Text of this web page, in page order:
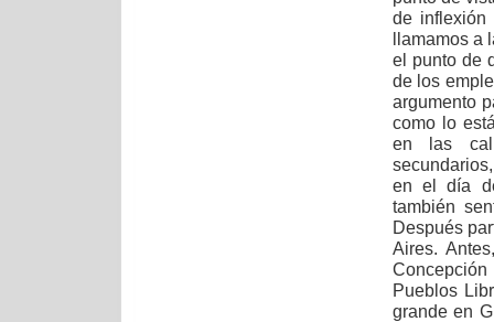
de inflexión
llamamos a
el punto de
de los
argumento
como lo
en las
en el día
también
Después
Aires.
Pueblos
grande en